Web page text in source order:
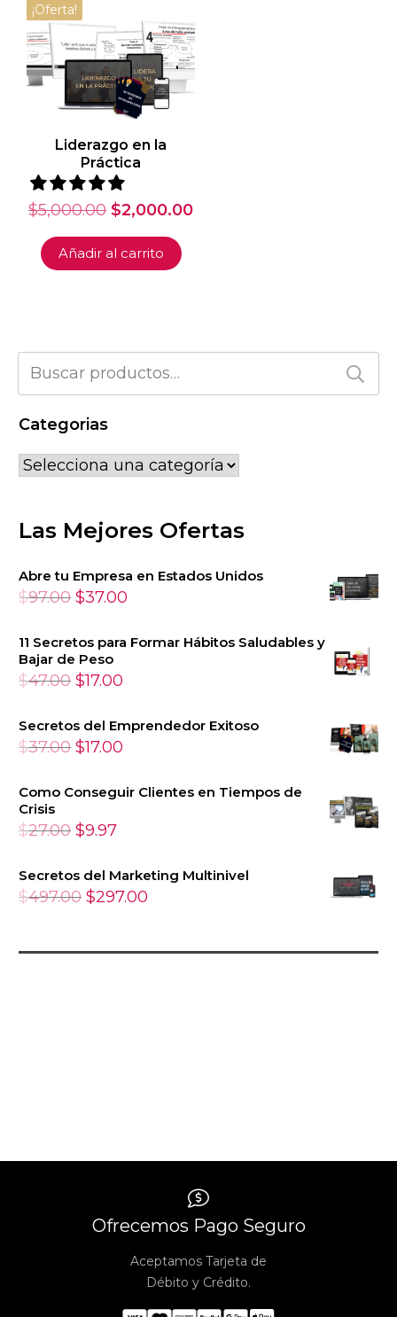
¡Oferta!
Liderazgo en la
Práctica
$5,000.00 El
original
era:
$2,000.00El
Añadir al carrito
Buscar
Categorias
Las Mejores Ofertas
Abre tu Empresa en Estados Unidos
$97.00 El
original
era:
$37.00
actual
11 Secretos para Formar Hábitos Saludables y
Bajar de Peso
$47.00 El
original
$47.00.
$17.00
actual
$17.00.
Secretos del Emprendedor Exitoso
$37.00 El
original
era:
$17.00
actual
Como Conseguir Clientes en Tiempos de
Crisis
$27.00 El
original
$9.97El
actual
Secretos del Marketing Multinivel
$497.00 El
original
$297.00
actual
Ofrecemos Pago Seguro
Aceptamos Tarjeta de
Débito y Crédito.